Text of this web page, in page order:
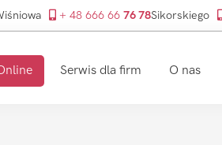
+ 48 666 66 76 78Sikorskiego
Serwis dla firm O nas